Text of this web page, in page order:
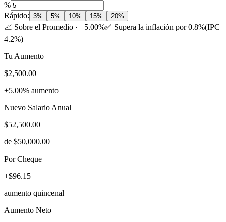
%
Rápido: 3% 5% 10% 15% 20%
📈 Sobre el Promedio · +5.00%✅ Supera la inflación por 0.8%(IPC
4.2%)
Tu Aumento
$2,500.00
+5.00% aumento
Nuevo Salario Anual
$52,500.00
de $50,000.00
Por Cheque
+$96.15
aumento quincenal
Aumento Neto